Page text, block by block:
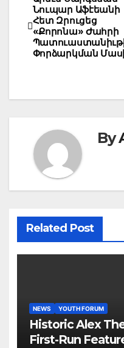
navigation
Նուպար Աֆէեանի
Հետ Զրուցեց
«Քորոնա» Ժահրի
Փորձարկման
By
Related Post
NEWS YOUTH FORUM
Historic Alex
First-Run